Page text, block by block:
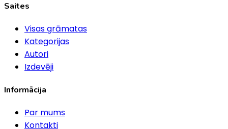
Saites
Visas grāmatas
Kategorijas
Autori
Izdevēji
Informācija
Par mums
Kontakti